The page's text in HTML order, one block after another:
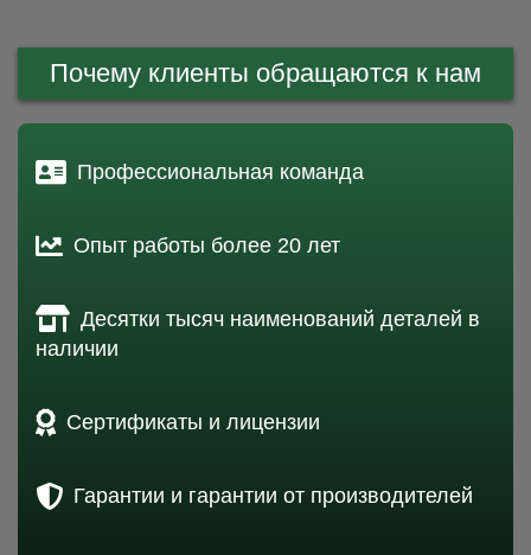
Почему клиенты обращаются к нам
Профессиональная команда
Опыт работы более 20 лет
Десятки тысяч наименований деталей в
наличии
Сертификаты и лицензии
Гарантии и гарантии от производителей